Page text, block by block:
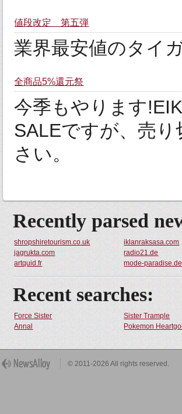
値段改定 第五弾
業界最安値のタイ
全商品5%還元祭
今季もやります
SALEですが、売
さい。
Recently parsed
shropshiretourism.co.uk iklanraksasa.com
jagrukta.com
radio21.de
artquid.fr
mode-paradise.de
Recent searches:
Force Sister Sister Trample
Annal
Pokemon
© 2011-2026 All rights reserved.